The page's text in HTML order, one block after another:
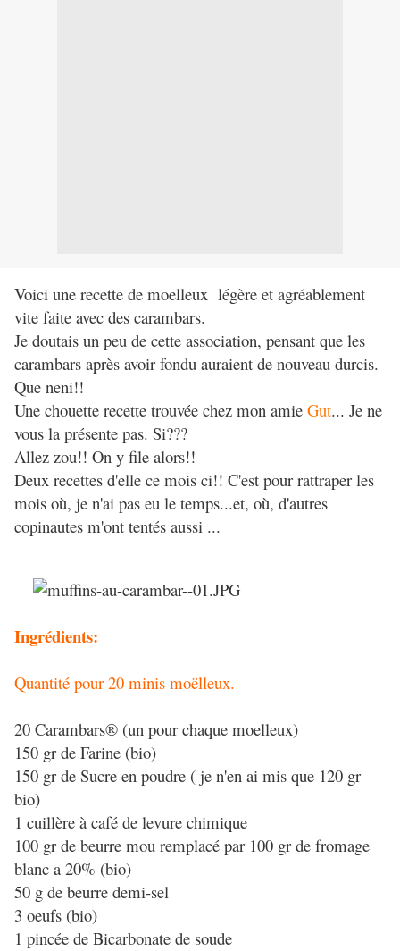
Voici une recette de moelleux légère et agréablement
vite faite avec des carambars.
Je doutais un peu de cette association, pensant que les
carambars après avoir fondu auraient de nouveau durcis.
Que neni!!
Une chouette recette trouvée chez mon amie Gut... Je ne
vous la présente pas. Si???
Allez zou!! On y file alors!!
Deux recettes d'elle ce mois ci!! C'est pour rattraper les
mois où, je n'ai pas eu le temps...et, où, d'autres
copinautes m'ont tentés aussi ...
Ingrédients:
Quantité pour 20 minis moëlleux.
20 Carambars® (un pour chaque moelleux)
150 gr de Farine (bio)
150 gr de Sucre en poudre ( je n'en ai mis que 120 gr
bio)
1 cuillère à café de levure chimique
100 gr de beurre mou remplacé par 100 gr de fromage
blanc a 20% (bio)
50 g de beurre demi-sel
3 oeufs (bio)
1 pincée de Bicarbonate de soude